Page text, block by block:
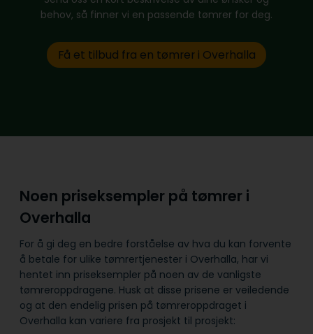
behov, så finner vi en passende tømrer for deg.
Få et tilbud fra en tømrer i Overhalla
Noen priseksempler på tømrer i
Overhalla
For å gi deg en bedre forståelse av hva du kan forvente
å betale for ulike tømrertjenester i Overhalla, har vi
hentet inn priseksempler på noen av de vanligste
tømreroppdragene. Husk at disse prisene er veiledende
og at den endelig prisen på tømreroppdraget i
Overhalla kan variere fra prosjekt til prosjekt: